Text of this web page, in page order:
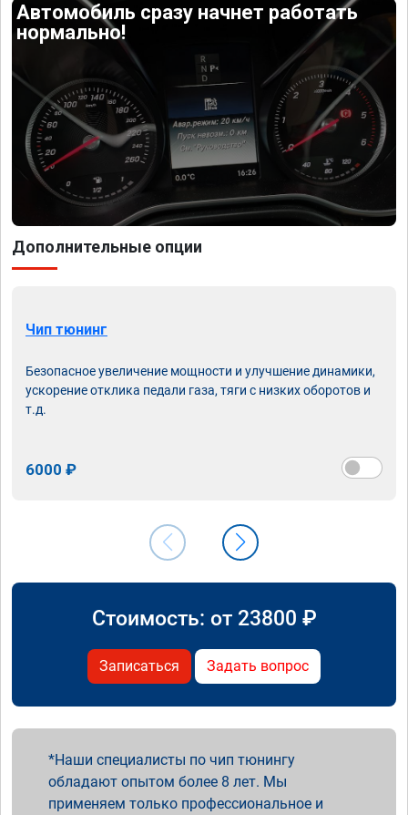
Автомобиль сразу начнет работать
нормально!
Дополнительные опции
Чип тюнинг
Безопасное увеличение мощности и улучшение динамики,
ускорение отклика педали газа, тяги с низких оборотов и
т.д.
6000 ₽
Стоимость: от 23800 ₽
Записаться Задать вопрос
Наши специалисты по чип тюнингу
обладают опытом более 8 лет. Мы
применяем только профессиональное и